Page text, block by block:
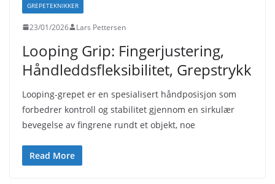
GREPETEKNIKKER
23/01/2026 Lars Pettersen
Looping Grip: Fingerjustering,
Håndleddsfleksibilitet, Grepstrykk
Looping-grepet er en spesialisert håndposisjon som
forbedrer kontroll og stabilitet gjennom en sirkulær
bevegelse av fingrene rundt et objekt, noe
Read More